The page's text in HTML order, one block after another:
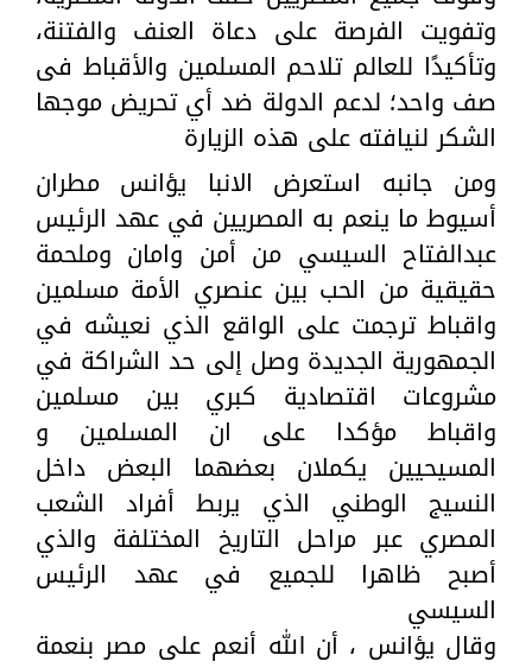
وتفويت الفرصة على دعاة العنف والفتنة،
وتأكيدًا للعالم تلاحم المسلمين والأقباط فى
صف واحد؛ لدعم الدولة ضد أي تحريض موجها
الشكر لنيافته على هذه الزيارة
ومن جانبه استعرض الانبا يؤانس مطران
أسيوط ما ينعم به المصريين في عهد الرئيس
عبدالفتاح السيسي من أمن وامان وملحمة
حقيقية من الحب بين عنصري الأمة مسلمين
واقباط ترجمت على الواقع الذي نعيشه في
الجمهورية الجديدة وصل إلى حد الشراكة في
مشروعات اقتصادية كبري بين مسلمين
واقباط مؤكدا على ان المسلمين و
المسيحيين يكملان بعضهما البعض داخل
النسيج الوطني الذي يربط أفراد الشعب
المصري عبر مراحل التاريخ المختلفة والذي
أصبح ظاهرا للجميع في عهد الرئيس
السيسي
وقال يؤانس ، أن الله أنعم على مصر بنعمة